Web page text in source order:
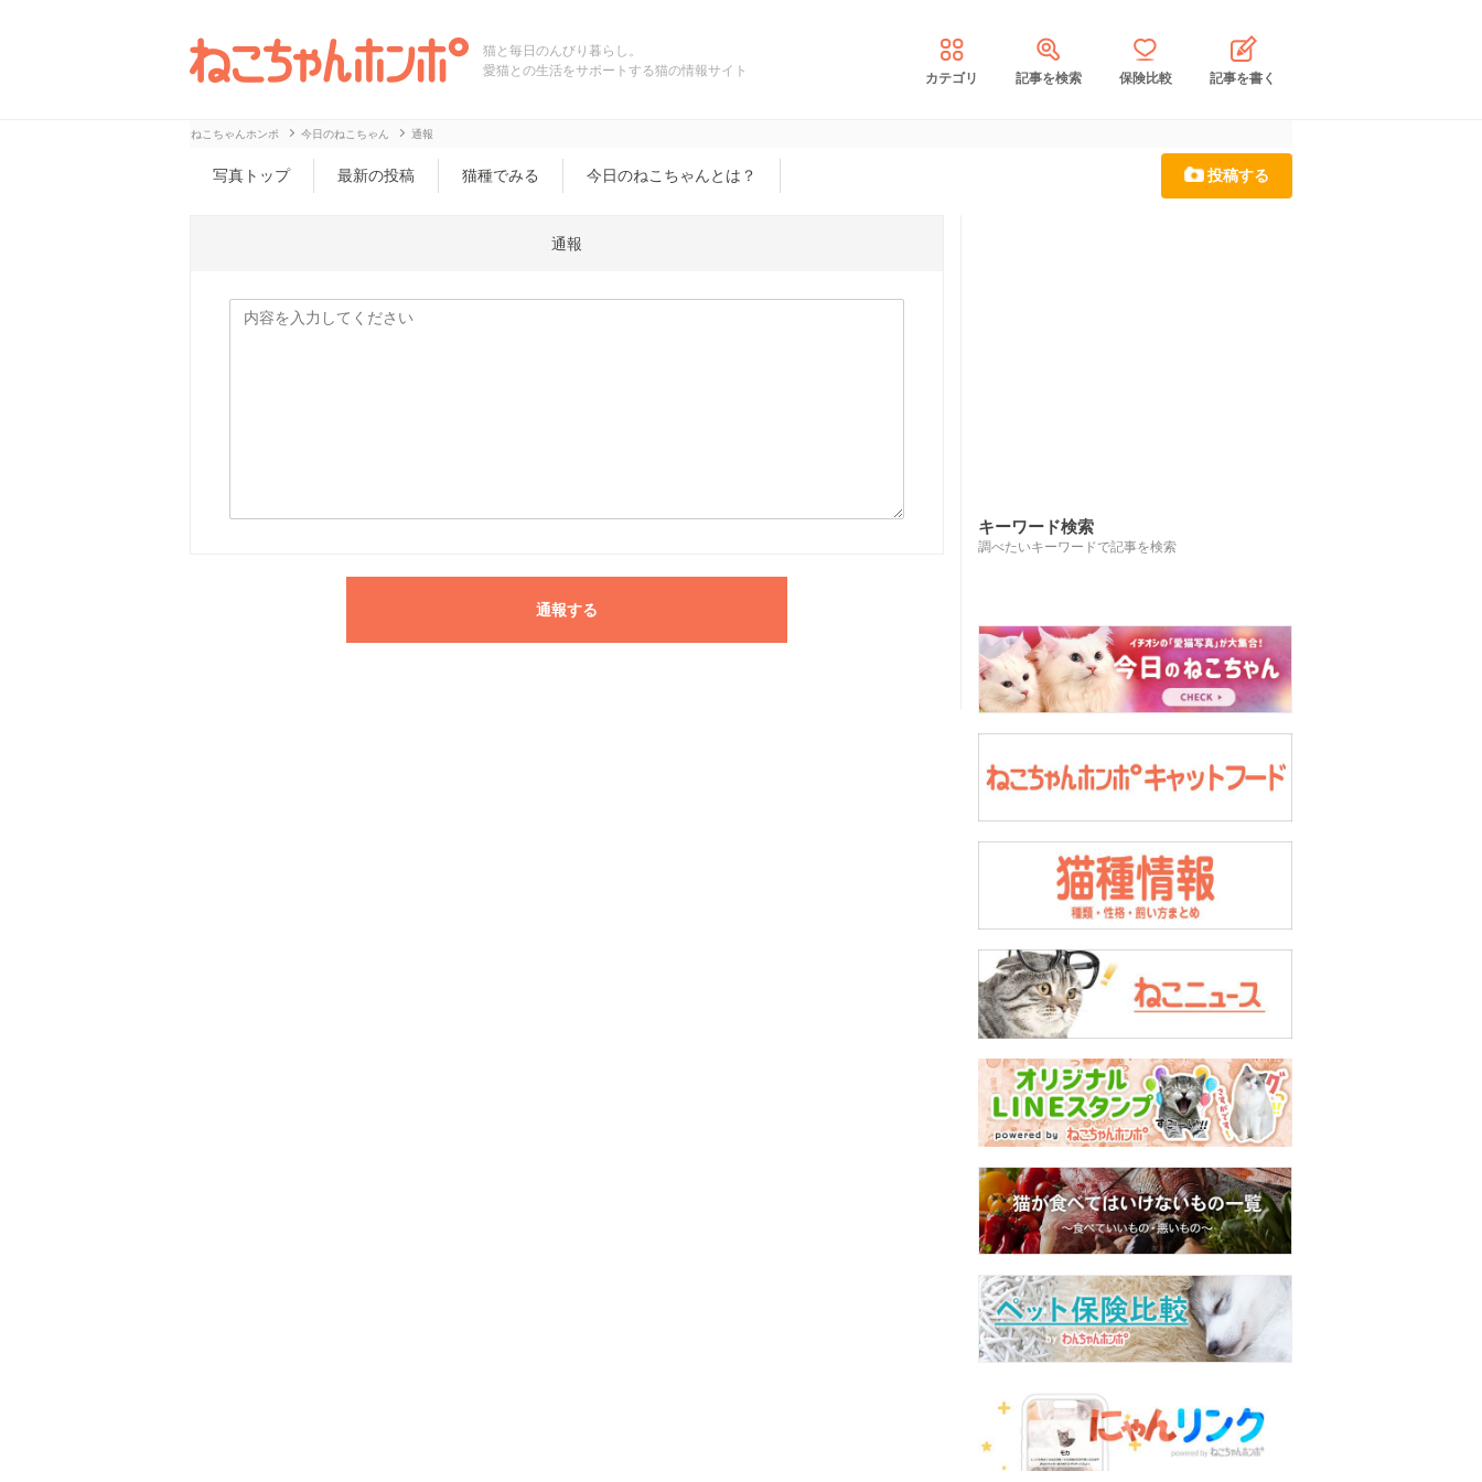
猫と毎日のんびり暮らし。
愛猫との生活をサポートする猫の情報サイト
カテゴリ 記事を検索 保険比較 記事を書く
ねこちゃんホンポ 今日のねこちゃん 通報
写真トップ 最新の投稿 猫種でみる 今日のねこちゃんとは？ 投稿する
通報
キーワード検索
調べたいキーワードで記事を検索